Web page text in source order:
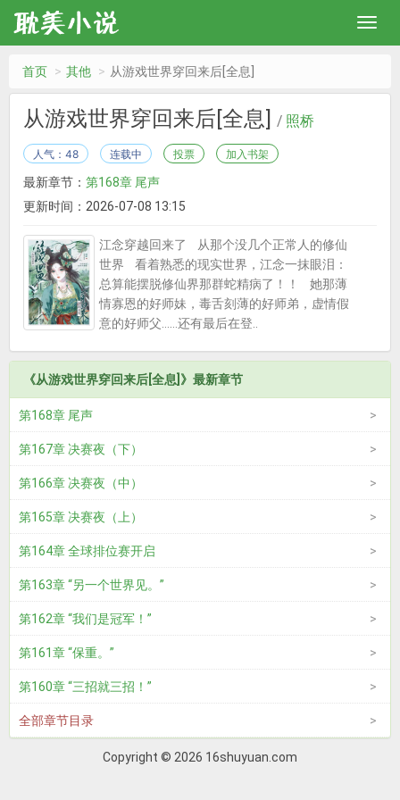
首页 其他 从游戏世界穿回来后[全息]
从游戏世界穿回来后[全息] / 照桥
人气：48 连载中 投票 加入书架
最新章节： 第168章 尾声
更新时间：2026-07-08 13:15
江念穿越回来了 从那个没几个正常人的修仙
世界 看着熟悉的现实世界，江念一抹眼泪：
总算能摆脱修仙界那群蛇精病了！！ 她那薄
情寡恩的好师妹，毒舌刻薄的好师弟，虚情假
意的好师父……还有最后在登..
《从游戏世界穿回来后[全息]》最新章节
第168章 尾声
第167章 决赛夜（下）
第166章 决赛夜（中）
第165章 决赛夜（上）
第164章 全球排位赛开启
第163章 “另一个世界见。”
第162章 “我们是冠军！”
第161章 “保重。”
第160章 “三招就三招！”
全部章节目录
Copyright © 2026 16shuyuan.com